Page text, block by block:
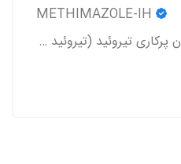
داروی متی مازول برای درمان پرکاری تیروئید (تیروئید بیش از حد فعال) (Hyperthyroidism) به کار می‌رود.